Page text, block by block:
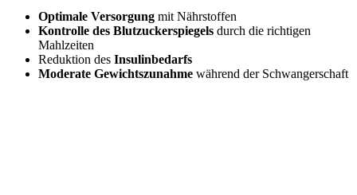
Optimale Versorgung mit Nährstoffen
Kontrolle des Blutzuckerspiegels durch die richtigen
Mahlzeiten
Reduktion des Insulinbedarfs
Moderate Gewichtszunahme während der Schwangerschaft